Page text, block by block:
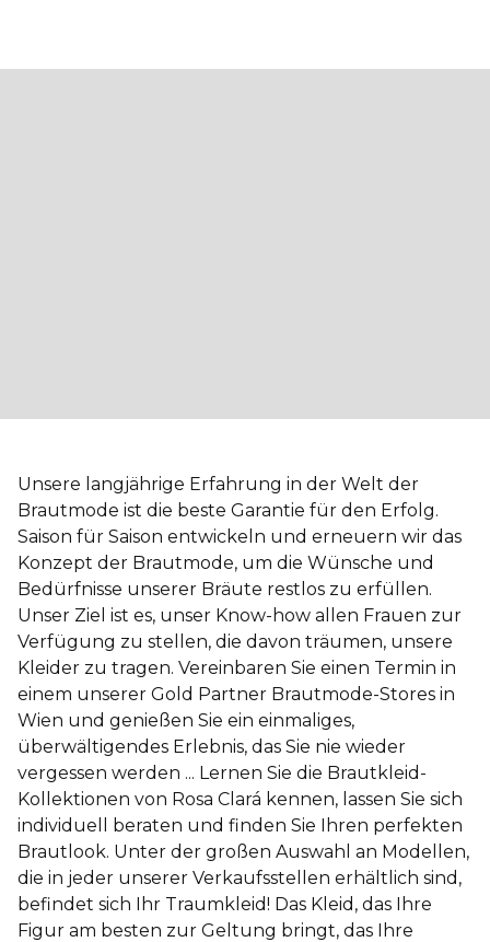
Unsere langjährige Erfahrung in der Welt der
Brautmode ist die beste Garantie für den Erfolg.
Saison für Saison entwickeln und erneuern wir das
Konzept der Brautmode, um die Wünsche und
Bedürfnisse unserer Bräute restlos zu erfüllen.
Unser Ziel ist es, unser Know-how allen Frauen zur
Verfügung zu stellen, die davon träumen, unsere
Kleider zu tragen. Vereinbaren Sie einen Termin in
einem unserer Gold Partner Brautmode-Stores in
Wien und genießen Sie ein einmaliges,
überwältigendes Erlebnis, das Sie nie wieder
vergessen werden ... Lernen Sie die Brautkleid-
Kollektionen von Rosa Clará kennen, lassen Sie sich
individuell beraten und finden Sie Ihren perfekten
Brautlook. Unter der großen Auswahl an Modellen,
die in jeder unserer Verkaufsstellen erhältlich sind,
befindet sich Ihr Traumkleid! Das Kleid, das Ihre
Figur am besten zur Geltung bringt, das Ihre